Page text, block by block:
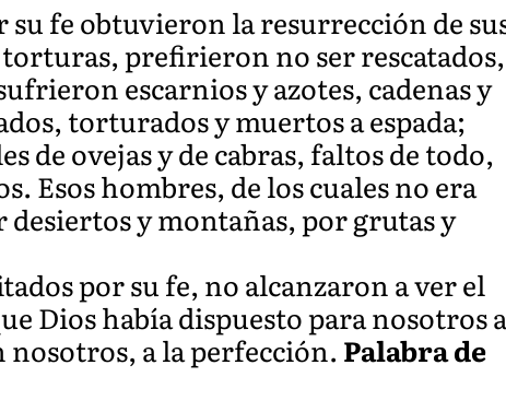
fe obtuvieron la resurrección de
prefirieron no ser rescatados,
escarnios y azotes, cadenas y
torturados y muertos a espada;
de ovejas y de cabras, faltos de todo,
Esos hombres, de los cuales no era
y montañas, por grutas y
por su fe, no alcanzaron a ver el
Dios había dispuesto para nosotros
a la perfección. Palabra de